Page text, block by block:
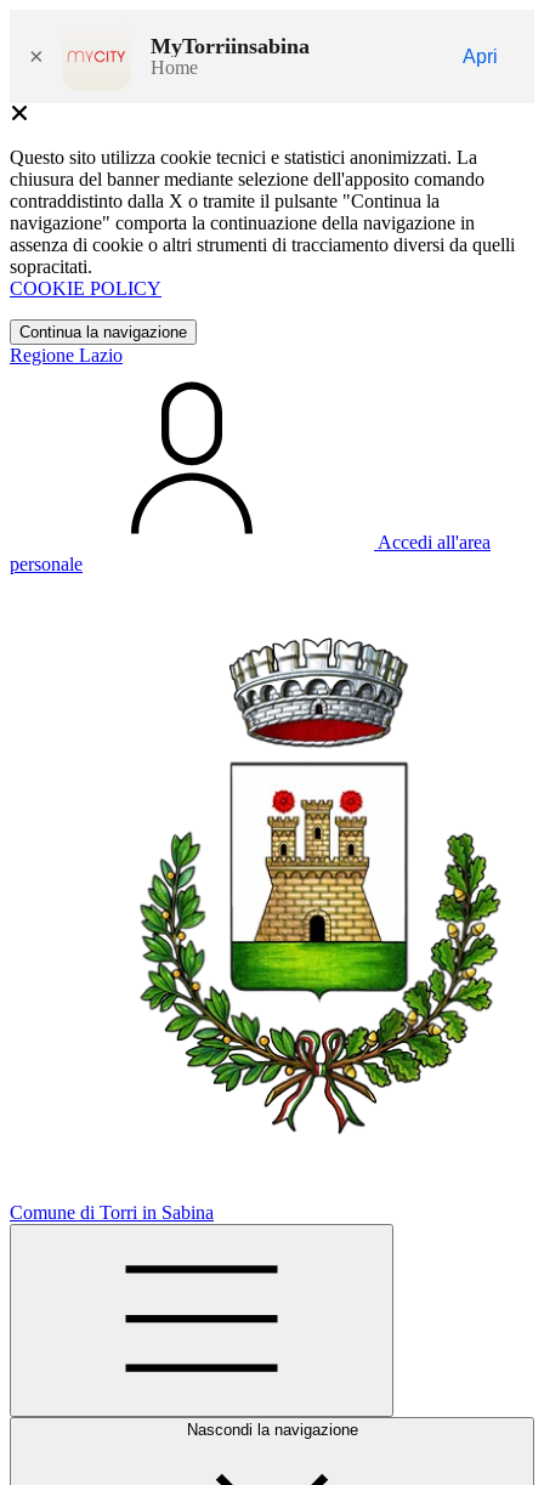
× MyTorriinsabina
Home
Apri
Questo sito utilizza cookie tecnici e statistici anonimizzati. La
chiusura del banner mediante selezione dell'apposito comando
contraddistinto dalla X o tramite il pulsante "Continua la
navigazione" comporta la continuazione della navigazione in
assenza di cookie o altri strumenti di tracciamento diversi da quelli
sopracitati.
COOKIE POLICY
Continua la navigazione
Regione Lazio
Accedi all'area
personale
Comune di Torri in Sabina
Nascondi la navigazione